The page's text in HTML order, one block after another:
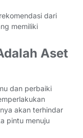
dari
memiliki
Aset
dan perbaiki
akan terhindar
pintu menuju